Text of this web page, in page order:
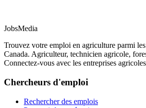
JobsMedia
Trouvez votre emploi en agriculture parmi
Canada. Agriculteur, technicien agricole,
Connectez-vous avec les entreprises
Chercheurs d'emploi
Rechercher des emplois